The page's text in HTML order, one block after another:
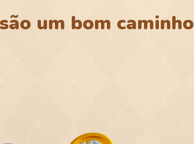
um bom caminho